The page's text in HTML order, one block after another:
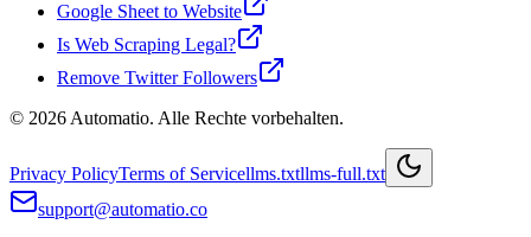
Google Sheet to Website
Is Web Scraping Legal?
Remove Twitter Followers
© 2026 Automatio. Alle Rechte vorbehalten.
Privacy PolicyTerms of Servicellms.txtllms-full.txt
support@automatio.co